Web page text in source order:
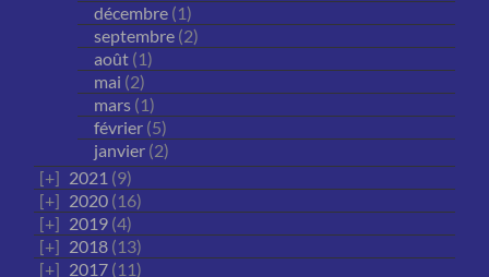
décembre (1)
septembre (2)
août (1)
mai (2)
mars (1)
février (5)
janvier (2)
2021 (9)
2020 (16)
2019 (4)
2018 (13)
2017 (11)